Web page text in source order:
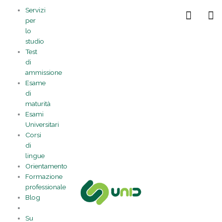
contenuto
Servizi
per
lo
studio
Test
di
ammissione
Esame
di
maturità
Esami
Universitari
Corsi
di
lingue
Orientamento
Formazione
professionale
Blog
Su